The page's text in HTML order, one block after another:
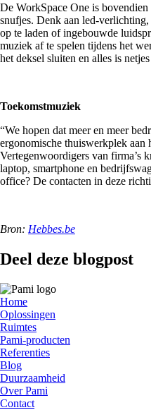
De WorkSpace One is
snufjes. Denk aan led-
op te laden of ingebouwde
muziek af te spelen tijdens het
het deksel sluiten en alles is
Toekomstmuziek
“We hopen dat meer en meer
ergonomische thuiswerkplek aan
Vertegenwoordigers van firma’s
laptop, smartphone en
office? De contacten in deze
Bron: Hebbes.be
Deel deze blogpost
Home
Oplossingen
Ruimtes
Pami-producten
Referenties
Blog
Duurzaamheid
Over Pami
Contact